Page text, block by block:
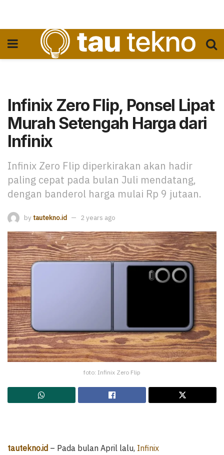
Infinix Zero Flip, Ponsel Lipat
Murah Setengah Harga dari
Infinix
Infinix Zero Flip diperkirakan akan hadir
paling cepat pada bulan Juli mendatang,
dengan banderol harga mulai Rp 9 jutaan.
by tautekno.id 2 years ago
foto: Infinix Zero Flip
tautekno.id – Pada bulan April lalu, Infinix